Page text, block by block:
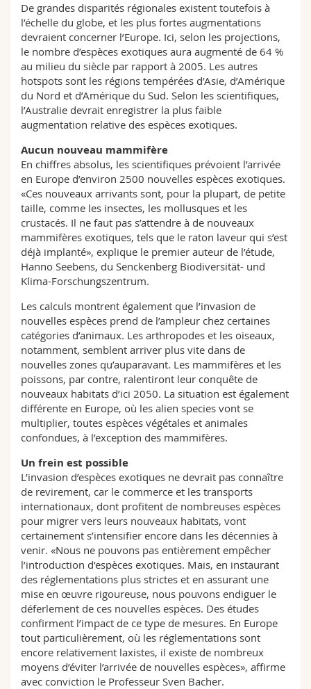
De grandes disparités régionales existent toutefois à
l’échelle du globe, et les plus fortes augmentations
devraient concerner l’Europe. Ici, selon les projections,
le nombre d’espèces exotiques aura augmenté de 64 %
au milieu du siècle par rapport à 2005. Les autres
hotspots sont les régions tempérées d’Asie, d’Amérique
du Nord et d’Amérique du Sud. Selon les scientifiques,
l’Australie devrait enregistrer la plus faible
augmentation relative des espèces exotiques.
Aucun nouveau mammifère
En chiffres absolus, les scientifiques prévoient l’arrivée
en Europe d’environ 2500 nouvelles espèces exotiques.
«Ces nouveaux arrivants sont, pour la plupart, de petite
taille, comme les insectes, les mollusques et les
crustacés. Il ne faut pas s’attendre à de nouveaux
mammifères exotiques, tels que le raton laveur qui s’est
déjà implanté», explique le premier auteur de l’étude,
Hanno Seebens, du Senckenberg Biodiversität- und
Klima-Forschungszentrum.
Les calculs montrent également que l’invasion de
nouvelles espèces prend de l’ampleur chez certaines
catégories d’animaux. Les arthropodes et les oiseaux,
notamment, semblent arriver plus vite dans de
nouvelles zones qu’auparavant. Les mammifères et les
poissons, par contre, ralentiront leur conquête de
nouveaux habitats d’ici 2050. La situation est également
différente en Europe, où les alien species vont se
multiplier, toutes espèces végétales et animales
confondues, à l’exception des mammifères.
Un frein est possible
L’invasion d’espèces exotiques ne devrait pas connaître
de revirement, car le commerce et les transports
internationaux, dont profitent de nombreuses espèces
pour migrer vers leurs nouveaux habitats, vont
certainement s’intensifier encore dans les décennies à
venir. «Nous ne pouvons pas entièrement empêcher
l’introduction d’espèces exotiques. Mais, en instaurant
des réglementations plus strictes et en assurant une
mise en œuvre rigoureuse, nous pouvons endiguer le
déferlement de ces nouvelles espèces. Des études
confirment l’impact de ce type de mesures. En Europe
tout particulièrement, où les réglementations sont
encore relativement laxistes, il existe de nombreux
moyens d’éviter l’arrivée de nouvelles espèces», affirme
avec conviction le Professeur Sven Bacher.